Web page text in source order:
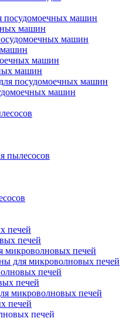
посудомоечных машин
машин
машин
машин
машин
посудомоечных машин
машин
пылесосов
печей
печей
микроволновых печей
для микроволновых печей
печей
печей
микроволновых печей
печей
печей